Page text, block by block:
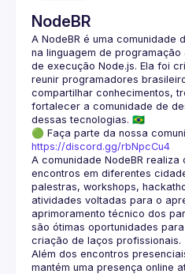
NodeBR
A NodeBR é uma comunidade
na linguagem de
de execução Node.js. Ela foi
reunir programadores
compartilhar conhecimentos,
fortalecer a comunidade de
🟢 Faça parte da nossa
https://discord.gg/rbNpcCu4
A comunidade NodeBR realiza
encontros em diferentes
palestras, workshops,
atividades voltadas para o
aprimoramento técnico dos
são ótimas oportunidades
Além dos encontros
mantém uma presença online